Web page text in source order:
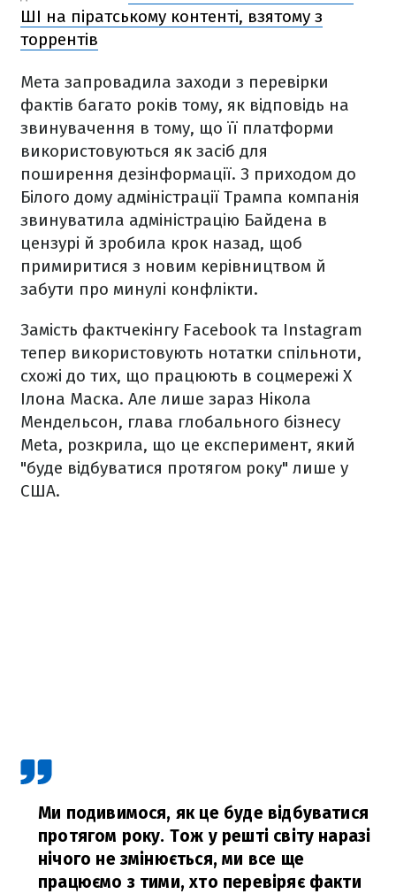
ШІ на піратському контенті, взятому з
торрентів
Мета запровадила заходи з перевірки
фактів багато років тому, як відповідь на
звинувачення в тому, що її платформи
використовуються як засіб для
поширення дезінформації. З приходом до
Білого дому адміністрації Трампа компанія
звинуватила адміністрацію Байдена в
цензурі й зробила крок назад, щоб
примиритися з новим керівництвом й
забути про минулі конфлікти.
Замість фактчекінгу Facebook та Instagram
тепер використовують нотатки спільноти,
схожі до тих, що працюють в соцмережі X
Ілона Маска. Але лише зараз Нікола
Мендельсон, глава глобального бізнесу
Meta, розкрила, що це експеримент, який
"буде відбуватися протягом року" лише у
США.
Ми подивимося, як це буде відбуватися
протягом року. Тож у решті світу наразі
нічого не змінюється, ми все ще
працюємо з тими, хто перевіряє факти